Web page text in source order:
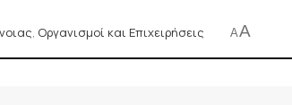
, Οργανισμοί και Επιχειρήσεις AA